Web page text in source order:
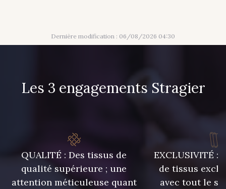
Dernière modification : 06/08/2026 04:30
Les 3 engagements Stragier
QUALITÉ : Des tissus de
qualité supérieure ; une
attention méticuleuse quant
EXCLUSIVITÉ :
de tissus
avec tout le